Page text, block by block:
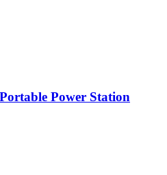
Power Station